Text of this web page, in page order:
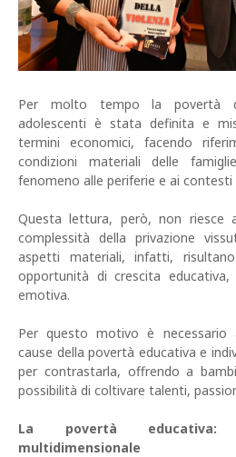
Per molto tempo la povertà
adolescenti è stata definita e
termini economici, facendo
condizioni materiali delle
fenomeno alle periferie e ai
Questa lettura, però, non riesce
complessità della privazione
aspetti materiali, infatti,
opportunità di crescita
emotiva.
Per questo motivo è necessario
cause della povertà educativa e
per contrastarla, offrendo a
possibilità di coltivare talenti,
La povertà educativa:
multidimensionale